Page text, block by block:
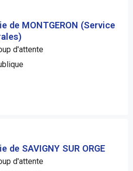
de MONTGERON (Service
d'attente
de SAVIGNY SUR ORGE
d'attente